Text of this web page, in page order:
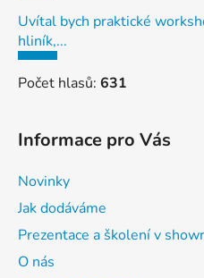
Uvítal bych praktické
hliník,...
Počet hlasů: 631
Informace pro Vás
Novinky
Jak dodáváme
Prezentace a školení v
O nás